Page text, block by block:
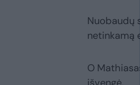
Nuobaudų
netinkamą
O
išvengė.